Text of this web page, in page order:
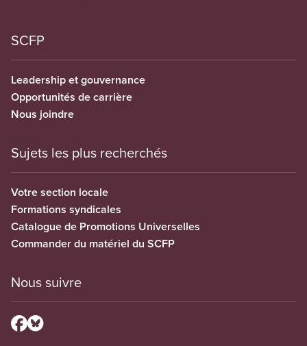
SCFP
Leadership et gouvernance
Opportunités de carrière
Nous joindre
Sujets les plus recherchés
Votre section locale
Formations syndicales
Catalogue de Promotions Universelles
Commander du matériel du SCFP
Nous suivre